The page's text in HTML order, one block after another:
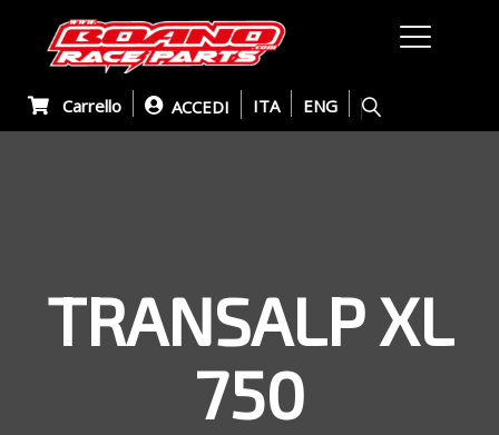
Carrello ACCEDI ITA ENG
TRANSALP XL
750